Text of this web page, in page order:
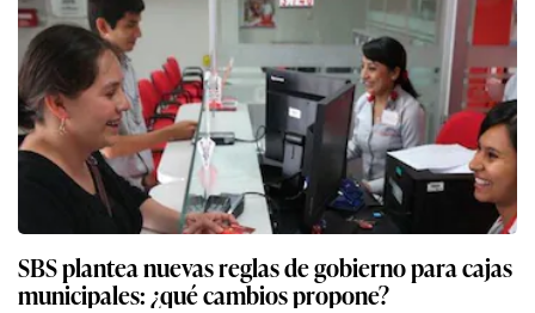
SBS plantea nuevas reglas de gobierno para cajas
municipales: ¿qué cambios propone?